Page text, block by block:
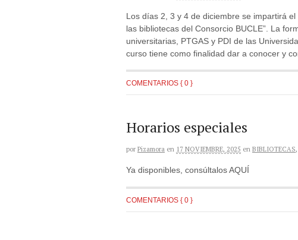
Los días 2, 3 y 4 de diciembre se impartirá
las bibliotecas del Consorcio BUCLE”. La
universitarias, PTGAS y PDI de las
curso tiene como finalidad dar a conocer y
COMENTARIOS { 0 }
Horarios especiales
por Pizamora en 17 NOVIEMBRE, 2025 en BIBLIOTECAS,
Ya disponibles, consúltalos AQUÍ
COMENTARIOS { 0 }